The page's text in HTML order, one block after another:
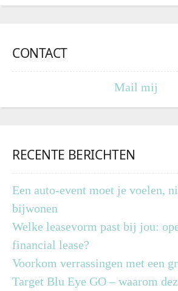
CONTACT
Mail mij
RECENTE BERICHTEN
Een auto-event moet je voelen,
bijwonen
Welke leasevorm past bij jou:
financial lease?
Voorkom verrassingen met een
Target Blu Eye GO – waarom